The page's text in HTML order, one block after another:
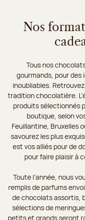
Nos
Tous nos
gourmands, pour
inoubliables.
tradition chocolatière.
produits sélectionnés
boutique, selon
Feuillantine, Bruxelles
savourez les plus
est vos alliés pour de
pour faire plaisir à
Toute l’année, nous
remplis de parfums
de chocolats assortis,
sélections de
petits et grands seront